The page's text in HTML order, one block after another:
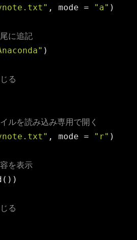
, mode = "a" )
に追記
)
る
ルを読み込み専用で開く
, mode = "r" )
を表示
る